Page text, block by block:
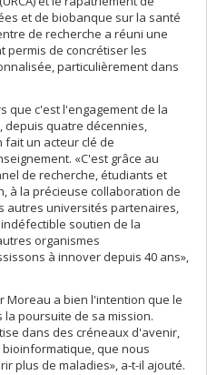
et de biobanque sur la santé
de recherche a réuni une
permis de concrétiser les
particulièrement dans
que c'est l'engagement de la
depuis quatre décennies,
un acteur clé de
«C'est grâce au
de recherche, étudiants et
à la précieuse collaboration de
autres universités partenaires,
soutien de la
organismes
à innover depuis 40 ans»,
Moreau a bien l'intention que le
poursuite de sa mission.
dans des créneaux d'avenir,
que nous
plus de maladies», a-t-il ajouté.